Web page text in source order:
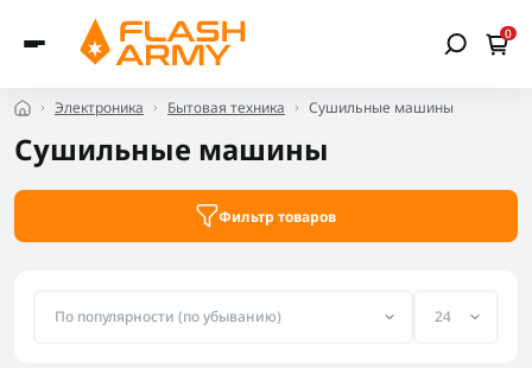
0
Электроника Бытовая техника Сушильные машины
Сушильные машины
Фильтр товаров